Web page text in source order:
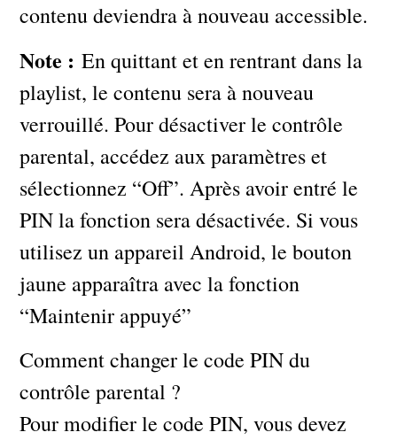
contenu deviendra à nouveau accessible.
Note :En quittant et en rentrant dans la
playlist, le contenu sera à nouveau
verrouillé. Pour désactiver le contrôle
parental, accédez aux paramètres et
sélectionnez “Off”. Après avoir entré le
PIN la fonction sera désactivée. Si vous
utilisez un appareil Android, le bouton
jaune apparaîtra avec la fonction
“Maintenir appuyé”
Comment changer le code PIN du
contrôle parental ?
Pour modifier le code PIN, vous devez